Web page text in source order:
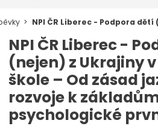
NPI ČR Liberec - Podpora
NPI ČR Liberec -
(nejen) z Ukrajiny
škole – Od zásad
rozvoje k
psychologické